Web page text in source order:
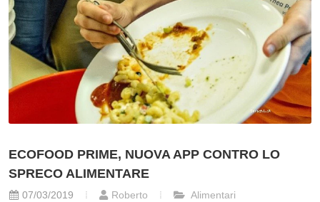
ECOFOOD PRIME, NUOVA APP CONTRO LO
SPRECO ALIMENTARE
07/03/2019 Roberto Alimentari